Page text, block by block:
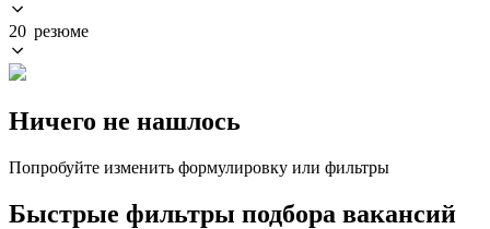
20 резюме
Ничего не нашлось
Попробуйте изменить формулировку или фильтры
Быстрые фильтры подбора вакансий